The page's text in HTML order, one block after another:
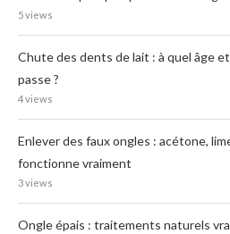
5 views
Chute des dents de lait : à quel âge
passe ?
4 views
Enlever des faux ongles : acétone,
fonctionne vraiment
3 views
Ongle épais : traitements naturels